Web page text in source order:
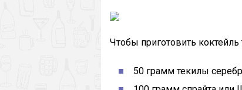
Чтобы приготовить
50 грамм текилы